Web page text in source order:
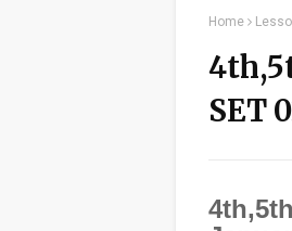
Home
SET